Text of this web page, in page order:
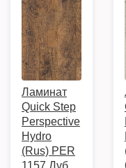
Ламинат
Quick Step
Perspective
Hydro
(Rus) PER
1157 Дуб